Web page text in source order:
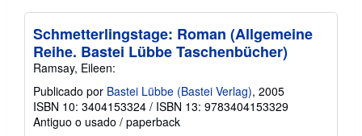
Schmetterlingstage: Roman (Allgemeine
Reihe. Bastei Lübbe Taschenbücher)
Ramsay, Eileen:
Publicado por Bastei Lübbe (Bastei Verlag), 2005
ISBN 10: 3404153324 / ISBN 13: 9783404153329
Antiguo o usado / paperback